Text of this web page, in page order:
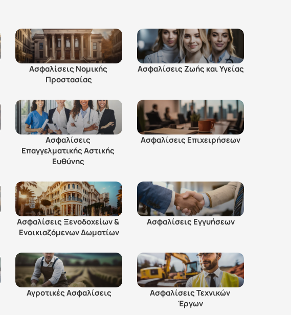
Ασφαλίσεις Νομικής
Προστασίας
Ασφαλίσεις Ζωής και Υγείας
Ασφαλίσεις
Επαγγελματικής Αστικής
Ευθύνης
Ασφαλίσεις Επιχειρήσεων
Ασφαλίσεις Ξενοδοχείων &
Eνοικιαζόμενων Δωματίων
Ασφαλίσεις Εγγυήσεων
Αγροτικές Ασφαλίσεις
Ασφαλίσεις Τεχνικών
Έργων